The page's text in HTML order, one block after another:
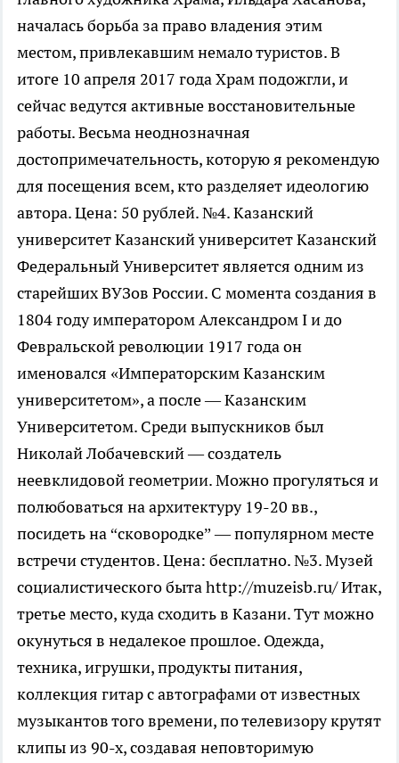
началась борьба за право владения этим
местом, привлекавшим немало туристов. В
итоге 10 апреля 2017 года Храм подожгли, и
сейчас ведутся активные восстановительные
работы. Весьма неоднозначная
достопримечательность, которую я рекомендую
для посещения всем, кто разделяет идеологию
автора. Цена: 50 рублей. №4. Казанский
университет Казанский университет Казанский
Федеральный Университет является одним из
старейших ВУЗов России. С момента создания в
1804 году императором Александром I и до
Февральской революции 1917 года он
именовался «Императорским Казанским
университетом», а после — Казанским
Университетом. Среди выпускников был
Николай Лобачевский — создатель
неевклидовой геометрии. Можно прогуляться и
полюбоваться на архитектуру 19-20 вв.,
посидеть на “сковородке” — популярном месте
встречи студентов. Цена: бесплатно. №3. Музей
социалистического быта http://muzeisb.ru/ Итак,
третье место, куда сходить в Казани. Тут можно
окунуться в недалекое прошлое. Одежда,
техника, игрушки, продукты питания,
коллекция гитар с автографами от известных
музыкантов того времени, по телевизору крутят
клипы из 90-х, создавая неповторимую